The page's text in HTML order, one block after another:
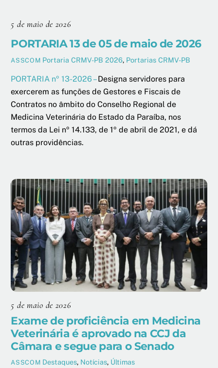
5 de maio de 2026
PORTARIA 13 de 05 de maio de 2026
ASSCOM Portaria CRMV-PB 2026, Portarias CRMV-PB
PORTARIA nº 13-2026 –Designa servidores para
exercerem as funções de Gestores e Fiscais de
Contratos no âmbito do Conselho Regional de
Medicina Veterinária do Estado da Paraíba, nos
termos da Lei nº 14.133, de 1º de abril de 2021, e dá
outras providências.
5 de maio de 2026
Exame de proficiência em Medicina
Veterinária é aprovado na CCJ da
Câmara e segue para o Senado
ASSCOM Destaques, Notícias, Últimas